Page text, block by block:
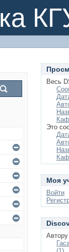
Весь
Это
Моя
Войти
Автору